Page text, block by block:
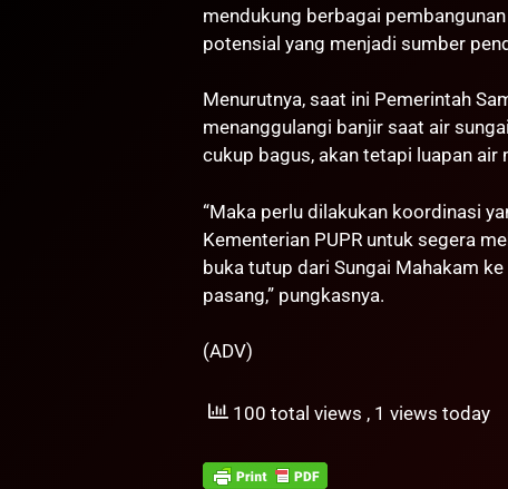
mendukung berbagai
potensial yang menjadi sumber
Menurutnya, saat ini Pemerintah
menanggulangi banjir saat air
cukup bagus, akan tetapi luapan air
“Maka perlu dilakukan koordinasi
Kementerian PUPR untuk segera
buka tutup dari Sungai Mahakam
pasang,” pungkasnya.
(ADV)
100 total views , 1 views today